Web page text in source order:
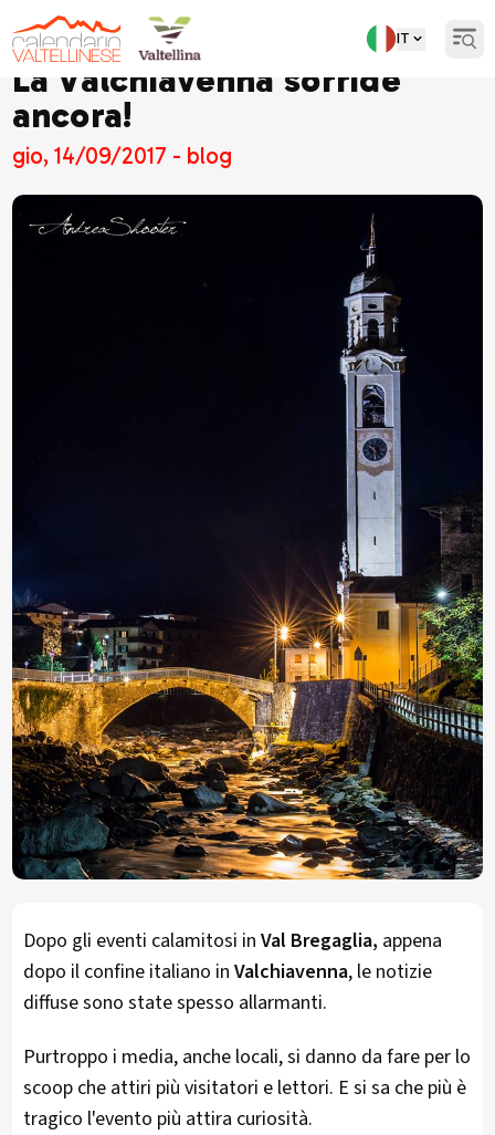
IT
La Valchiavenna sorride
ancora!
gio, 14/09/2017 - blog
Dopo gli eventi calamitosi in Val Bregaglia, appena
dopo il confine italiano in Valchiavenna, le notizie
diffuse sono state spesso allarmanti.
Purtroppo i media, anche locali, si danno da fare per lo
scoop che attiri più visitatori e lettori. E si sa che più è
tragico l'evento più attira curiosità.